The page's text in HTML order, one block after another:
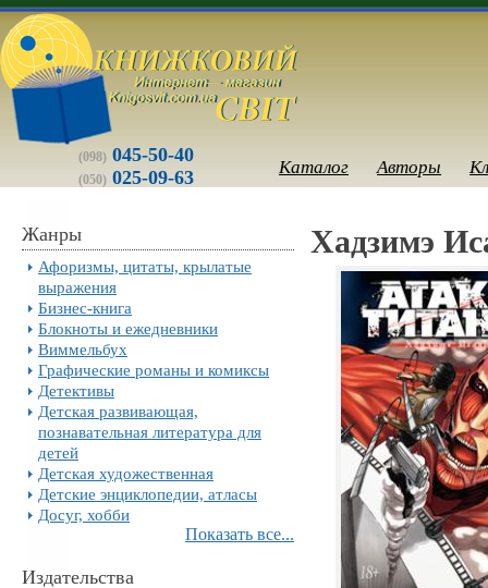
(098) 045-50-40
(050) 025-09-63 Каталог Авторы
Жанры
Афоризмы, цитаты, крылатые
выражения
Бизнес-книга
Блокноты и ежедневники
Виммельбух
Графические романы и комиксы
Детективы
Детская развивающая,
познавательная литература для
детей
Детская художественная
Детские энциклопедии, атласы
Досуг, хобби
Показать все...
Издательства
Хадзимэ